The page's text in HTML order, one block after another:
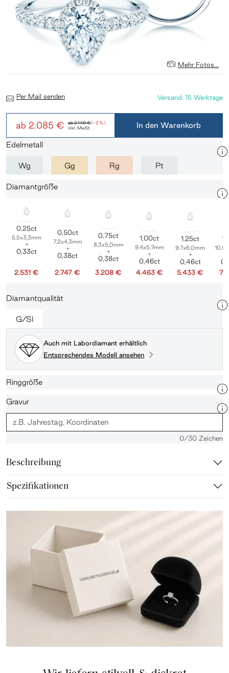
Mehr Fotos...
ab2.149 €(-3 %)
ab 2.085 € inkl. MwSt.
Versand: 15 Werktage
Per Mail senden
In den Warenkorb
Edelmetall
Wg Gg Rg Pt
Diamantgröße
0,25ct
5,5x3,3mm
+
0,33ct
2.531 €
0,50ct
7,2x4,3mm
+
0,38ct
2.747 €
0,75ct
8,3x5,0mm
+
0,38ct
3.208 €
1,00ct
9,4x5,7mm
+
0,46ct
4.463 €
1,25ct
9,7x6,0mm
+
0,46ct
5.433 €
Diamantqualität
G/SI
Auch mit Labordiamant erhältlich
Entsprechendes Modell ansehen
Ringgröße
Gravur
0/30 Zeichen
Beschreibung
Spezifikationen